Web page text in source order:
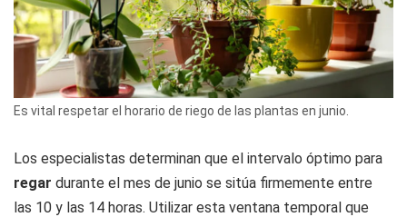
Es vital respetar el horario de riego de las plantas en junio.
Los especialistas determinan que el intervalo óptimo para
regar durante el mes de junio se sitúa firmemente entre
las 10 y las 14 horas. Utilizar esta ventana temporal que